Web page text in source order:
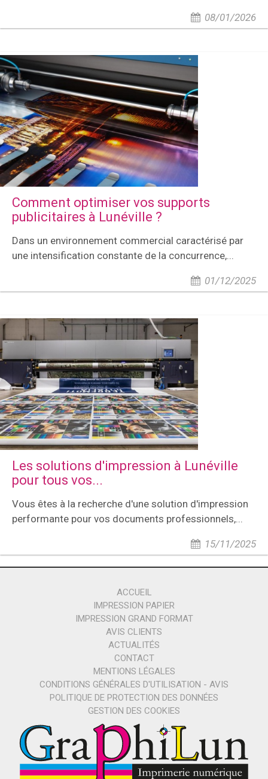
08/01/2026
Comment optimiser vos supports
publicitaires à Lunéville ?
Dans un environnement commercial caractérisé par
une intensification constante de la concurrence,...
01/12/2025
Les solutions d'impression à Lunéville
pour tous vos...
Vous êtes à la recherche d'une solution d'impression
performante pour vos documents professionnels,...
15/11/2025
ACCUEIL
IMPRESSION PAPIER
IMPRESSION GRAND FORMAT
AVIS CLIENTS
ACTUALITÉS
CONTACT
MENTIONS LÉGALES
CONDITIONS GÉNÉRALES D'UTILISATION - AVIS
POLITIQUE DE PROTECTION DES DONNÉES
GESTION DES COOKIES